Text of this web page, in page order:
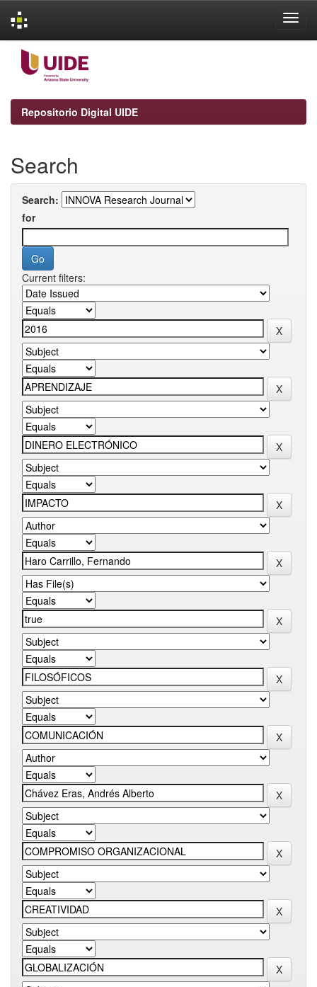
navigation
Repositorio Digital UIDE
Search
Search:
for
Current filters: